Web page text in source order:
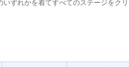
ずれかを着てすべてのステージをクリ